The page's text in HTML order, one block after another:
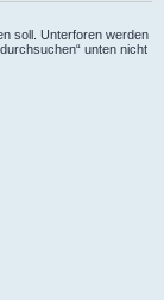
soll. Unterforen werden
unten nicht